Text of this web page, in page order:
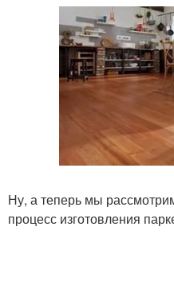
Ну, а теперь мы
процесс изготовления